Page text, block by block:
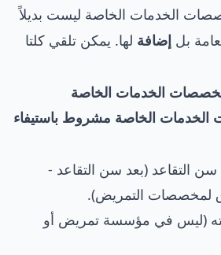
الخدمات الخاصة ليست بديلاً
بل إضافة لها. يمكن تلقي كلتا
الخدمات الخاصة
الخدمات الخاصة مشروط باستيفاء
وحتى سن التقاعد (بعد سن التقاعد -
لمخصصات التمريض).
(ليس في مؤسسة تمريض أو